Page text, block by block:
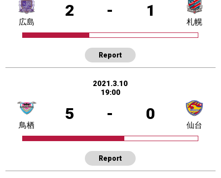
2 - 1
広島 札幌
Report
2021.3.10
19:00
5 - 0
鳥栖 仙台
Report